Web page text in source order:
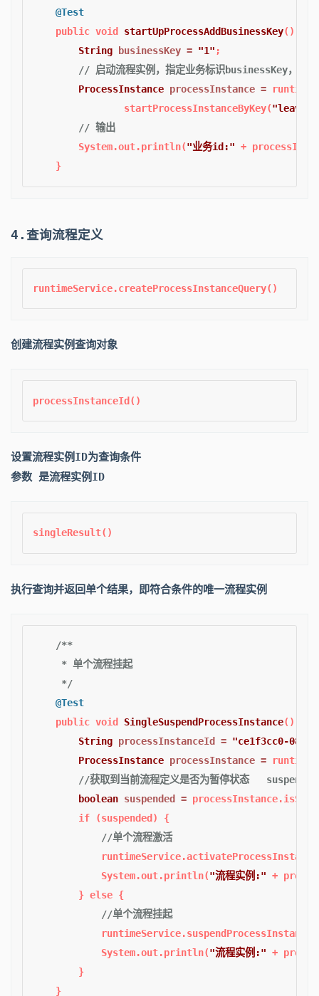
@Test
public void startUpProcessAddBusinessKey()
String
businessKey = "1" ;
// 启动流程实例，指定业务标识businessKey，也
ProcessInstance processInstance =
                startProcessInstanceByKey(
"leave"
// 输出
        System.out.println(
"业务id:" +
4.查询流程定义
创建流程实例查询对象
设置流程实例ID为查询条件
参数 是流程实例ID
执行查询并返回单个结果，即符合条件的唯一流程实例
/**
     * 单个流程挂起
     */
@Test
public void SingleSuspendProcessInstance()
String processInstanceId = "ce1f3cc0-08cf-
ProcessInstance processInstance =
//获取到当前流程定义是否为暂停状态
boolean suspended =
if (suspended) {
//单个流程激活
            System.out.println(
"流程实例:" +
        }
else {
//单个流程挂起
            System.out.println(
"流程实例:" +
        }